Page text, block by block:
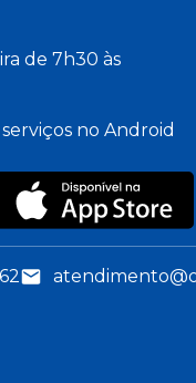
de 7h30 às
no Android